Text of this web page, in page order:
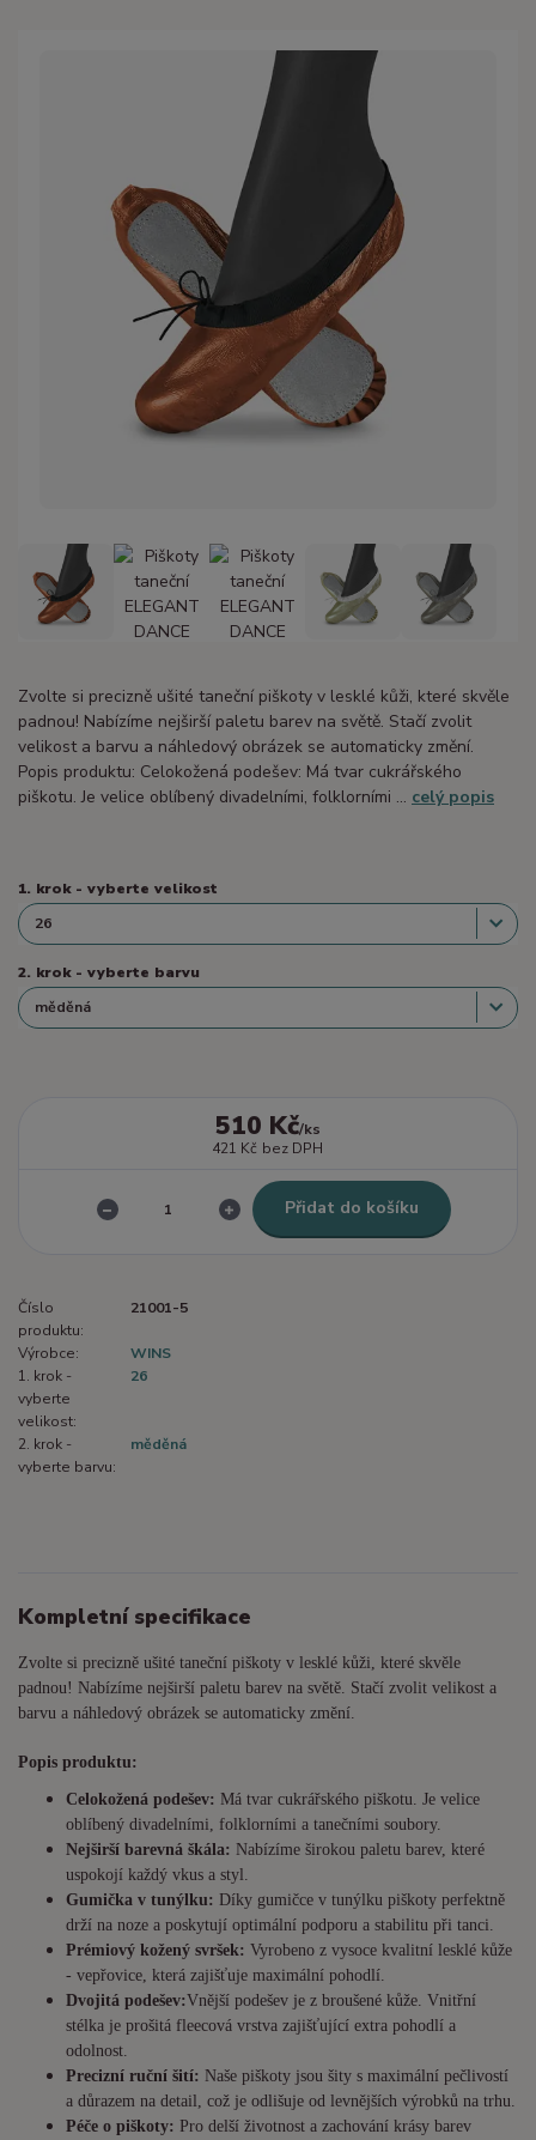
Zvolte si precizně ušité taneční piškoty v lesklé kůži, které skvěle
padnou! Nabízíme nejširší paletu barev na světě. Stačí zvolit
velikost a barvu a náhledový obrázek se automaticky změní.
Popis produktu: Celokožená podešev: Má tvar cukrářského
piškotu. Je velice oblíbený divadelními, folklorními ... celý popis
1. krok - vyberte velikost
2. krok - vyberte barvu
510 Kč/ks
421 Kč bez DPH
Přidat do košíku
Číslo
produktu:
21001-5
Výrobce:
WINS
1. krok -
vyberte
velikost:
26
2. krok -
vyberte barvu:
měděná
Kompletní specifikace
Zvolte si precizně ušité taneční piškoty v lesklé kůži, které skvěle
padnou! Nabízíme nejširší paletu barev na světě. Stačí zvolit velikost a
barvu a náhledový obrázek se automaticky změní.
Popis produktu:
Celokožená podešev: Má tvar cukrářského piškotu. Je velice
oblíbený divadelními, folklorními a tanečními soubory.
Nejširší barevná škála: Nabízíme širokou paletu barev, které
uspokojí každý vkus a styl.
Gumička v tunýlku: Díky gumičce v tunýlku piškoty perfektně
drží na noze a poskytují optimální podporu a stabilitu při tanci.
Prémiový kožený svršek: Vyrobeno z vysoce kvalitní lesklé kůže
- vepřovice, která zajišťuje maximální pohodlí.
Dvojitá podešev:Vnější podešev je z broušené kůže. Vnitřní
stélka je prošitá fleecová vrstva zajišťující extra pohodlí a
odolnost.
Precizní ruční šití: Naše piškoty jsou šity s maximální pečlivostí
a důrazem na detail, což je odlišuje od levnějších výrobků na trhu.
Péče o piškoty: Pro delší životnost a zachování krásy barev